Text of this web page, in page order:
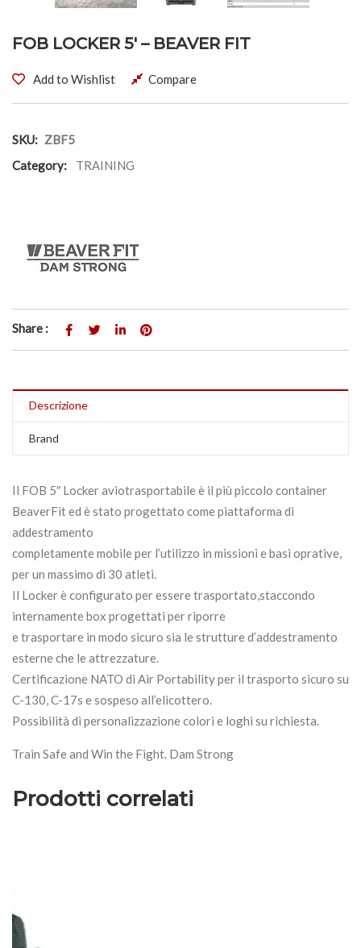
FOB LOCKER 5′ – BEAVER FIT
Add to Wishlist Compare
SKU: ZBF5
Category:
TRAINING
Share :
Descrizione
Brand
Il FOB 5″ Locker aviotrasportabile è il più piccolo container
BeaverFit ed è stato progettato come piattaforma di
addestramento
completamente mobile per l’utilizzo in missioni e basi oprative,
per un massimo di 30 atleti.
Il Locker è configurato per essere trasportato,staccondo
internamente box progettati per riporre
e trasportare in modo sicuro sia le strutture d’addestramento
esterne che le attrezzature.
Certificazione NATO di Air Portability per il trasporto sicuro su
C-130, C-17s e sospeso all’elicottero.
Possibilità di personalizzazione colori e loghi su richiesta.
Train Safe and Win the Fight. Dam Strong
Prodotti correlati